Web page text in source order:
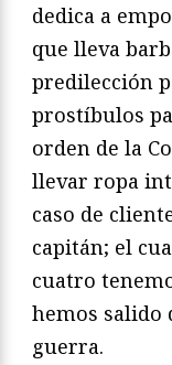
dedica a
que lleva
predilección
prostíbulos
orden de la
llevar ropa
caso de
capitán; el
cuatro
hemos salido
guerra.